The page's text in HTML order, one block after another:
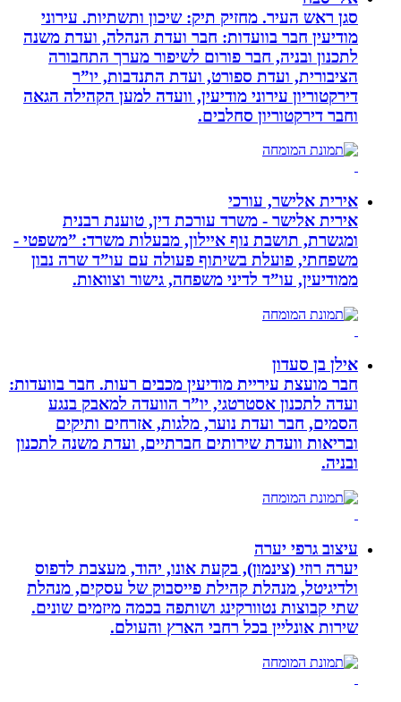
סגן ראש העיר. מחזיק תיק: שיכון ותשתיות. עירוני
מודיעין חבר בוועדות: חבר ועדת הנהלה, ועדת משנה
לתכנון ובניה, חבר פורום לשיפור מערך התחבורה
הציבורית, ועדת ספורט, ועדת התנדבות, יו”ר
דירקטוריון עירוני מודיעין, וועדה למען הקהילה הגאה
וחבר דירקטוריון סחלבים.
אירית אלישר, עורכי
אירית אלישר - משרד עורכת דין, טוענת רבנית
ומגשרת, תושבת נוף איילון, מבעלות משרד: ”משפטי -
משפחתי, פועלת בשיתוף פעולה עם עו”ד שרה נבון
ממודיעין, עו”ד לדיני משפחה, גישור וצוואות.
אילן בן סעדון
חבר מועצת עיריית מודיעין מכבים רעות. חבר בוועדות:
ועדה לתכנון אסטרטגי, יו”ר הוועדה למאבק בנגע
הסמים, חבר ועדת נוער, מלגות, אזרחים ותיקים
ובריאות וועדת שירותים חברתיים, ועדת משנה לתכנון
עיצוב גרפי יערה
יערה רוזי (צינמון), בקעת אונו, יהוד, מעצבת לדפוס
ולדיגיטל, מנהלת קהילת פייסבוק של עסקים, מנהלת
שתי קבוצות נטוורקינג ושותפה בכמה מיזמים שונים.
שירות אונליין בכל רחבי הארץ והעולם.